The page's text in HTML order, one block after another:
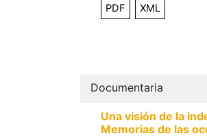
PDF XML
Documentaria
Una visión de la
Memorias de las